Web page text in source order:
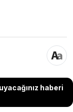
haberi